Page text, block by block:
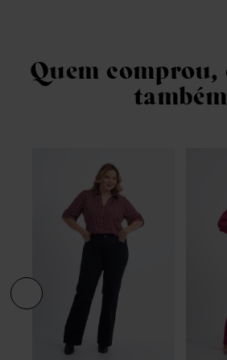
Quem
também